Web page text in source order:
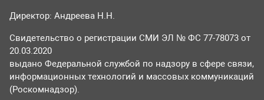
Директор: Андреева Н.Н.
Свидетельство о регистрации СМИ ЭЛ № ФС 77-78073 от
20.03.2020
выдано Федеральной службой по надзору в сфере связи,
информационных технологий и массовых коммуникаций
(Роскомнадзор).